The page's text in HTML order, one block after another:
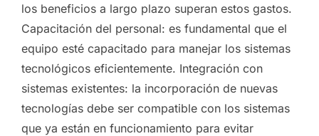
los beneficios a largo plazo superan estos gastos.
Capacitación del personal: es fundamental que el
equipo esté capacitado para manejar los sistemas
tecnológicos eficientemente. Integración con
sistemas existentes: la incorporación de nuevas
tecnologías debe ser compatible con los sistemas
que ya están en funcionamiento para evitar